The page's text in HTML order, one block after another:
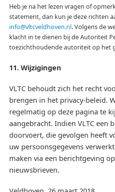
Heb je na het lezen vragen of
statement, dan kun je deze richten
info@vltcveldhoven.nl. Volgens de
klacht in te dienen bij de Autoriteit
toezichthoudende autoriteit op het
11. Wijzigingen
VLTC behoudt zich het recht
brengen in het privacy-beleid.
regelmatig op deze pagina te
aangebracht. Indien VLTC een
doorvoert, die gevolgen heeft
uw persoonsgegevens
maken via een berichtgeving
nieuwsbrieven.